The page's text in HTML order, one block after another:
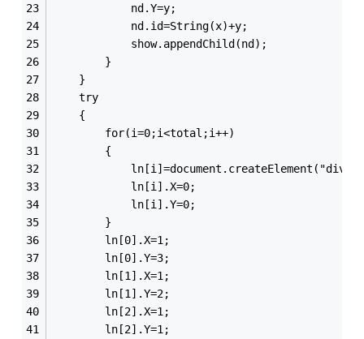
			nd.Y=y;
			nd.id=String(x)+y;
			show.appendChild(nd);
		}
	}
	try
	{
		for(i=0;i<total;i++)
		{
			ln[i].X=0;
			ln[i].Y=0;
		}
		ln[0].X=1;
		ln[0].Y=3;
		ln[1].X=1;
		ln[1].Y=2;
		ln[2].X=1;
		ln[2].Y=1;